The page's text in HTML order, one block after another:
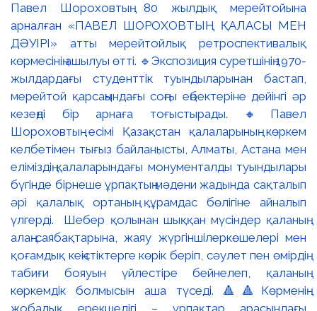
Павел Шороховтың 80 жылдық мерейтойына
арналған «ПАВЕЛ ШОРОХОВТЫҢ ҚАЛАСЫ МЕН
ДӘУІРІ» атты мерейтойлық ретроспективалық
көрмесінің ашылуы өтті. 🔹Экспозиция суретшінің 1970-
жылдардағы студенттік туындыларынан бастап,
мерейтой қарсаңындағы соңғы еңбектеріне дейінгі әр
кезеңді бір арнаға тоғыстырады. 🔸Павел
Шороховтың есімі Қазақстан қалаларының көркем
келбетімен тығыз байланысты, Алматы, Астана мен
еліміздің қалаларындағы монументалды туындылары
бүгінде бірнеше ұрпақтың мәдени жадында сақталып
әрі қалалық ортаның құрамдас бөлігіне айналып
үлгерді. Шебер қолынан шыққан мүсіндер қаланың
алаң-саябақтарына, жаяу жүргіншілеркөшелері мен
қоғамдық кеңістіктерге көрік беріп, сәулет пен өмірдің
табиғи бояуын үйлестіре бейнелеп, қаланың
көркемдік болмысын аша түседі. 🔺🔺Көрменің